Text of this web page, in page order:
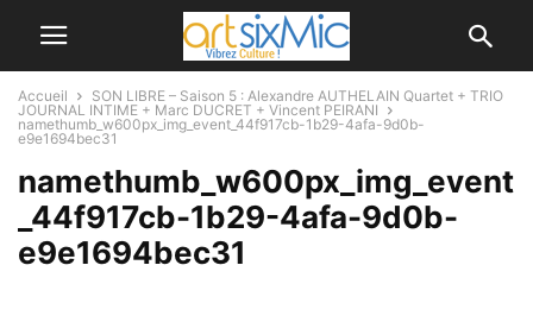
Accueil
SON LIBRE – Saison 5 : Alexandre AUTHELAIN Quartet + TRIO
JOURNAL INTIME + Marc DUCRET + Vincent PEIRANI
namethumb_w600px_img_event_44f917cb-1b29-4afa-9d0b-
e9e1694bec31
namethumb_w600px_img_event
_44f917cb-1b29-4afa-9d0b-
e9e1694bec31